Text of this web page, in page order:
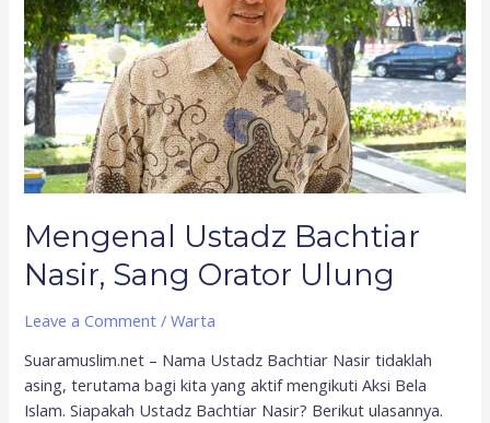
Mengenal Ustadz Bachtiar
Nasir, Sang Orator Ulung
Leave a Comment /Warta
Suaramuslim.net – Nama Ustadz Bachtiar Nasir tidaklah
asing, terutama bagi kita yang aktif mengikuti Aksi Bela
Islam. Siapakah Ustadz Bachtiar Nasir? Berikut ulasannya.
Sang
Orator
Ulung